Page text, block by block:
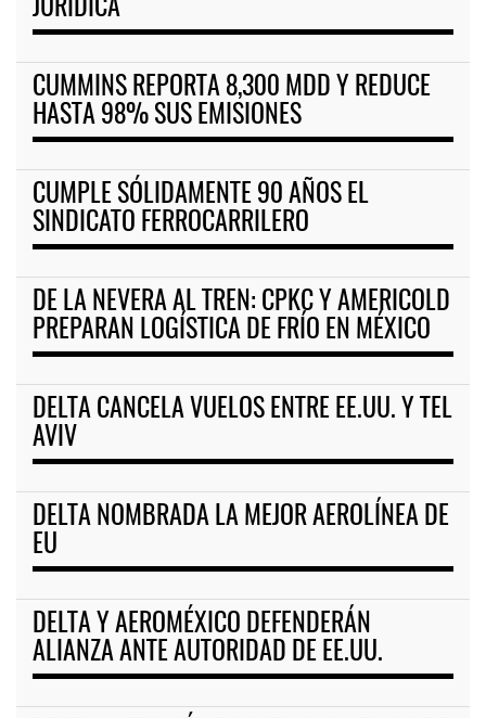
JURÍDICA
CUMMINS REPORTA 8,300 MDD Y REDUCE
HASTA 98% SUS EMISIONES
CUMPLE SÓLIDAMENTE 90 AÑOS EL
SINDICATO FERROCARRILERO
DE LA NEVERA AL TREN: CPKC Y AMERICOLD
PREPARAN LOGÍSTICA DE FRÍO EN MÉXICO
DELTA CANCELA VUELOS ENTRE EE.UU. Y TEL
AVIV
DELTA NOMBRADA LA MEJOR AEROLÍNEA DE
EU
DELTA Y AEROMÉXICO DEFENDERÁN
ALIANZA ANTE AUTORIDAD DE EE.UU.